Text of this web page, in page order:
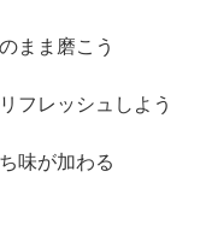
まま磨こう
フレッシュしよう
味が加わる